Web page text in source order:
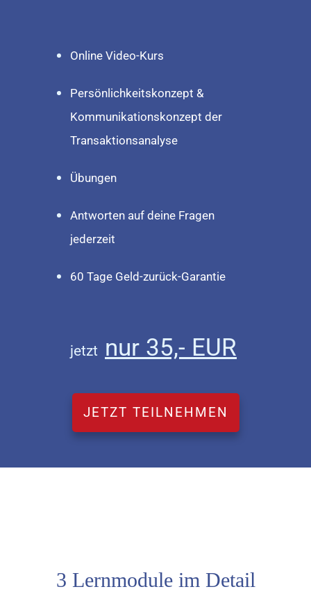
Online Video-Kurs
Persönlichkeitskonzept &
Kommunikationskonzept der
Transaktionsanalyse
Übungen
Antworten auf deine Fragen
jederzeit
60 Tage Geld-zurück-Garantie
jetzt nur 35,- EUR
JETZT TEILNEHMEN
3 Lernmodule im Detail